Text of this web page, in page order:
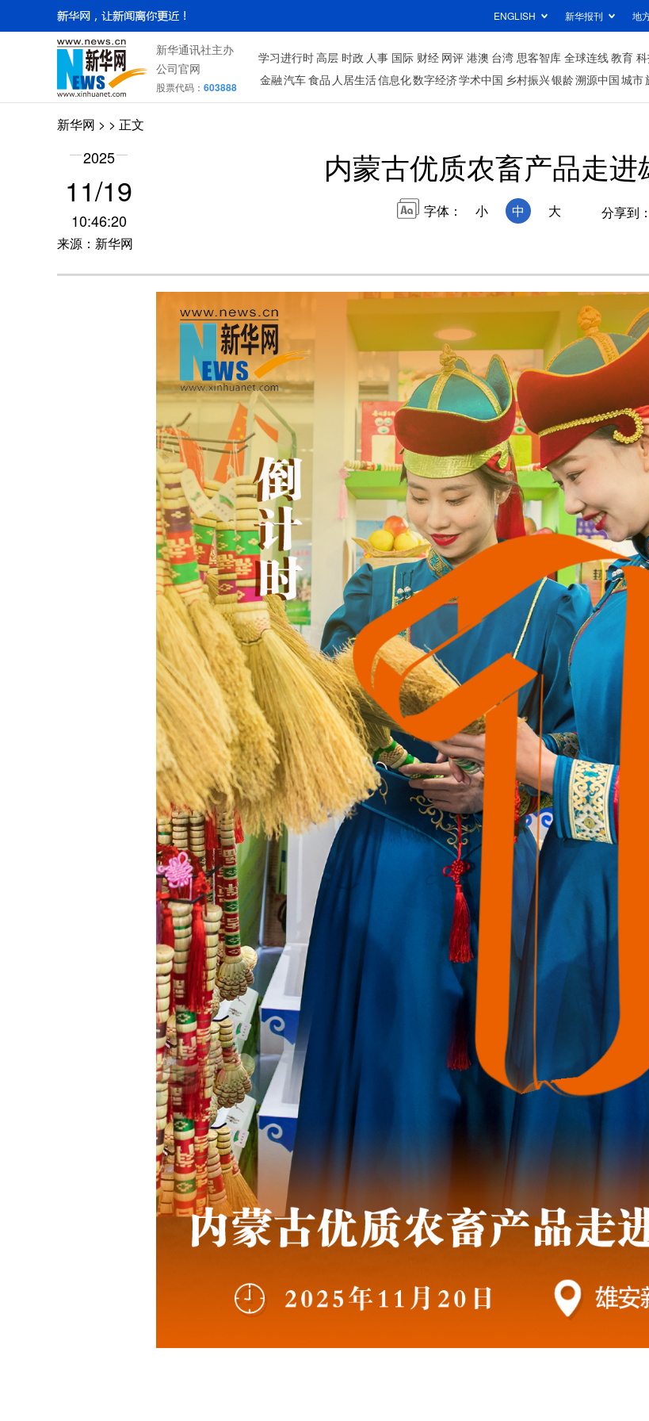
ENGLISH 新华报刊 地
新华通讯社主办
公司官网
股票代码： 603888
学习进行时高层 时政 人事 国际 财经 网评 港澳 台湾 思客智库 全球连线教育
金融汽车食品 人居生活信息化数字经济学术中国 乡村振兴银龄溯源中国城市
新华网 > > 正文
2025
11/19
10:46:20
来源：新华网
内蒙古优质农畜产品走
字体： 小 中 大 分享到：